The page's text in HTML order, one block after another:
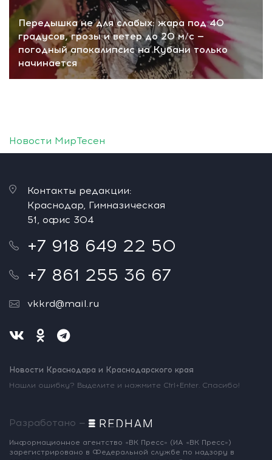
Передышка не для слабых: жара под 40
градусов, грозы и ветер до 20 м/с —
погодный апокалипсис на Кубани только
начинается
Новости МирТесен
Контакты редакции:
Краснодар, Гимназическая
51, офис 304
+7 918 649 22 50
+7 861 255 36 67
vkkrd@mail.ru
Новости Краснодара и Краснодарского края
Нашли ошибку? Выделите и нажмите Ctrl+Enter. Спасибо!
Разработано —
Информационное агентство «ВК Пресс» (ИА «ВК Пресс»)
зарегистрировано в Федеральной службе по надзору в